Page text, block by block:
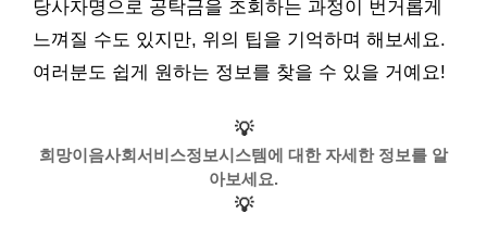
당사자명으로 공탁금을 조회하는 과정이 번거롭게
느껴질 수도 있지만, 위의 팁을 기억하며 해보세요.
여러분도 쉽게 원하는 정보를 찾을 수 있을 거예요!
💡
희망이음사회서비스정보시스템에 대한 자세한 정보를 알
아보세요.
💡